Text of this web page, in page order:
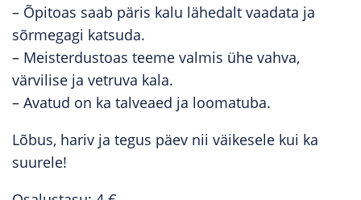
– Õpitoas saab päris kalu lähedalt vaadata ja
sõrmegagi katsuda.
– Meisterdustoas teeme valmis ühe vahva,
värvilise ja vetruva kala.
– Avatud on ka talveaed ja loomatuba.
Lõbus, hariv ja tegus päev nii väikesele kui ka
suurele!